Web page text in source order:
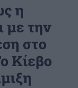
η
με την
στο
Κίεβο